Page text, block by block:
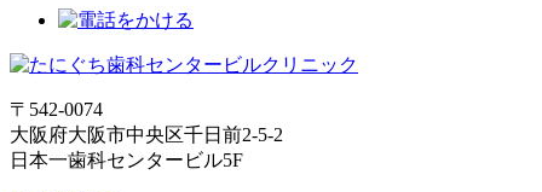
〒542-0074
大阪府大阪市中央区千日前2-5-2
日本一歯科センタービル5F